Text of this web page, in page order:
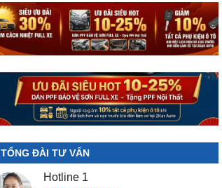
TỔNG ĐÀI TƯ VẤN
Hotline 1